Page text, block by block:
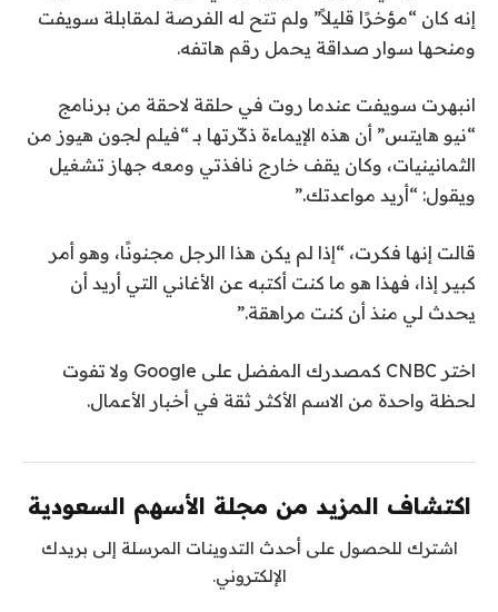
إنه كان “مؤخرًا قليلاً” ولم تتح له الفرصة لمقابلة سويفت
ومنحها سوار صداقة يحمل رقم هاتفه.
انبهرت سويفت عندما روت في حلقة لاحقة من برنامج
“نيو هايتس” أن هذه الإيماءة ذكّرتها بـ “فيلم لجون هيوز من
الثمانينيات، وكان يقف خارج نافذتي ومعه جهاز تشغيل
ويقول: “أريد مواعدتك.”
قالت إنها فكرت، “إذا لم يكن هذا الرجل مجنونًا، وهو أمر
كبير إذا، فهذا هو ما كنت أكتبه عن الأغاني التي أريد أن
يحدث لي منذ أن كنت مراهقة.”
اختر CNBC كمصدرك المفضل على Google ولا تفوت
لحظة واحدة من الاسم الأكثر ثقة في أخبار الأعمال.
اكتشاف المزيد من مجلة الأسهم السعودية
اشترك للحصول على أحدث التدوينات المرسلة إلى بريدك
الإلكتروني.